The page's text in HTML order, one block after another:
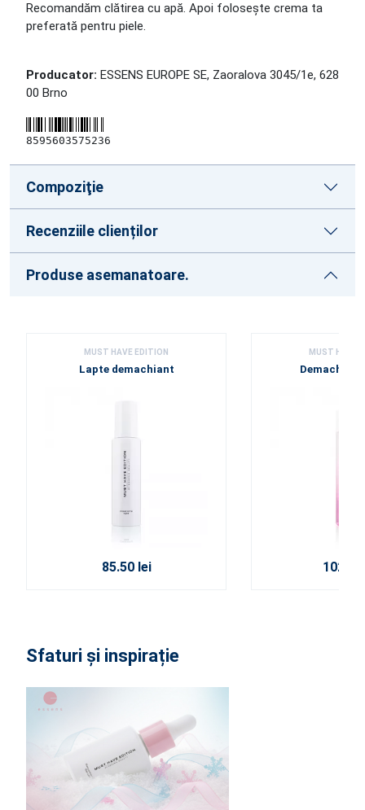
Recomandăm clătirea cu apă. Apoi folosește crema ta
preferată pentru piele.
Producator: ESSENS EUROPE SE, Zaoralova 3045/1e, 628
00 Brno
8595603575236
Compoziţie
Recenziile clienților
Produse asemanatoare.
MUST HAVE EDITION
Lapte demachiant
85.50 lei
MUST HAVE
Sfaturi și inspirație